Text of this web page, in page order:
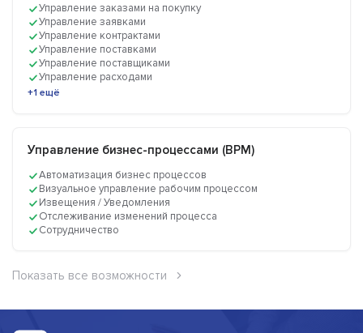
Управление заказами на покупку
Управление заявками
Управление контрактами
Управление поставками
Управление поставщиками
Управление расходами
+1 ещё
Управление бизнес-процессами (BPM)
Автоматизация бизнес процессов
Визуальное управление рабочим процессом
Извещения / Уведомления
Отслеживание изменений процесса
Сотрудничество
Показать все возможности